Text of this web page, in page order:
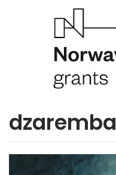
dzaremba